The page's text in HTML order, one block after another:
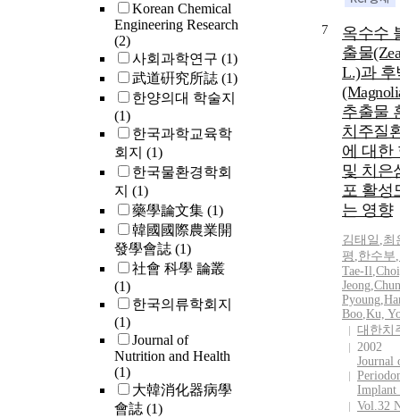
Korean Chemical
Engineering Research
(2)
사회과학연구 (1)
武道硏究所誌 (1)
한양의대 학술지
(1)
한국과학교육학
회지 (1)
한국물환경학회
지 (1)
藥學論文集 (1)
韓國國際農業開
發學會誌 (1)
社會 科學 論叢
(1)
한국의류학회지
(1)
Journal of
Nutrition and Health
(1)
大韓消化器病學
會誌 (1)
7
옥수수
출물
L.)과 후
추출물
치주질
에 대한
및 치은
포 활성
는 영향
김태일 ,최
평 ,한수부,
Tae-Il,
Jeong,
Pyoung,
Boo,Ku,
대한치
2002
Journal
Implant
Vol.32